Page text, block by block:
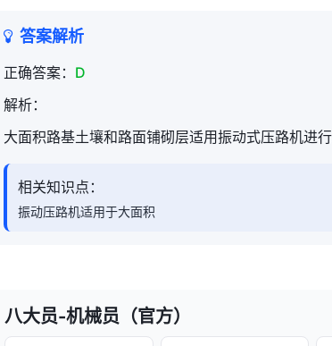
答案解析
正确答案： D
解析：
大面积路基土壤和路面铺砌层适用振动式压路机进行
相关知识点：
振动压路机适用于大面积
八大员-机械员（官方）